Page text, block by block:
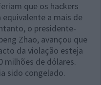
que os hackers
a mais de
o presidente-
Zhao, avançou que
da violação esteja
milhões de dólares.
sido congelado.